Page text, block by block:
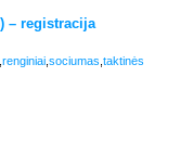
– registracija
renginiai sociumas taktinės